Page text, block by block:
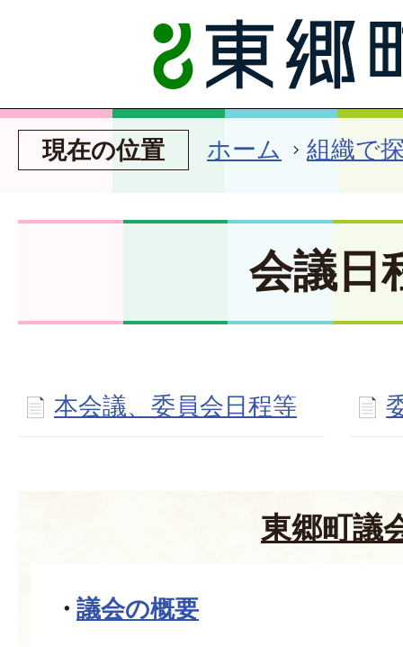
現在の位置 ホーム 組織で
会議日
本会議、委員会日程等
東郷町議
議会の概要